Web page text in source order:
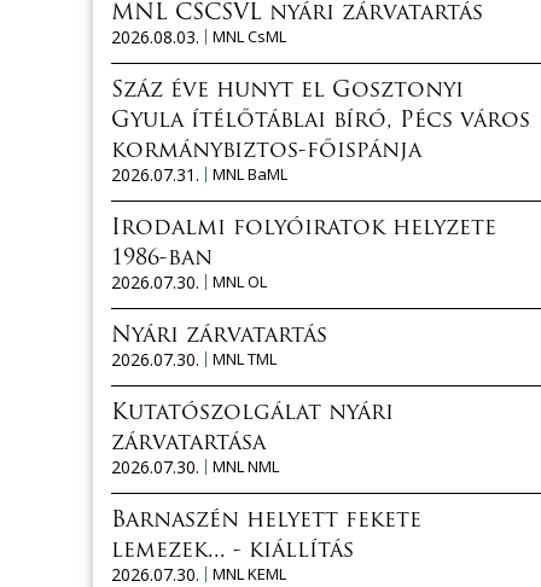
MNL CSCSVL nyári zárvatartás
2026.08.03.
MNL CsML
Száz éve hunyt el Gosztonyi
Gyula ítélőtáblai bíró, Pécs város
kormánybiztos-főispánja
2026.07.31.
MNL BaML
Irodalmi folyóiratok helyzete
1986-ban
2026.07.30.
MNL OL
Nyári zárvatartás
2026.07.30.
MNL TML
Kutatószolgálat nyári
zárvatartása
2026.07.30.
MNL NML
Barnaszén helyett fekete
lemezek... - kiállítás
2026.07.30.
MNL KEML